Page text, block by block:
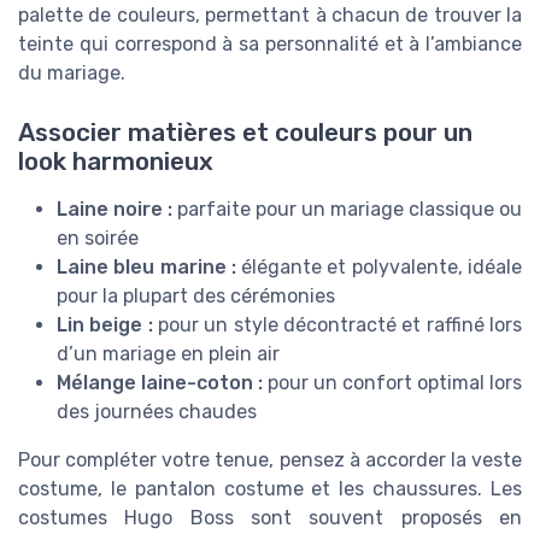
palette de couleurs, permettant à chacun de trouver la
teinte qui correspond à sa personnalité et à l’ambiance
du mariage.
Associer matières et couleurs pour un
look harmonieux
Laine noire : parfaite pour un mariage classique ou
en soirée
Laine bleu marine :élégante et polyvalente, idéale
pour la plupart des cérémonies
Lin beige :pour un style décontracté et raffiné lors
d’un mariage en plein air
Mélange laine-coton : pour un confort optimal lors
des journées chaudes
Pour compléter votre tenue, pensez à accorder la veste
costume, le pantalon costume et les chaussures. Les
costumes Hugo Boss sont souvent proposés en